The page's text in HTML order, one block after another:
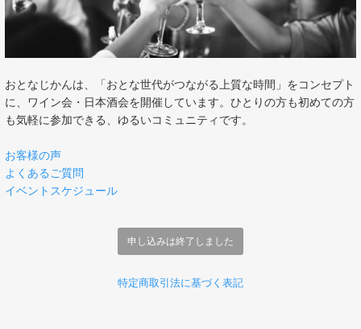
おとなじかんは、「おとな世代がつながる上質な時間」をコンセプト
に、ワイン会・日本酒会を開催しています。ひとりの方も初めての方
も気軽に参加できる、ゆるいコミュニティです。
お客様の声
よくあるご質問
イベントスケジュール
申し込みは終了しました
特定商取引法に基づく表記